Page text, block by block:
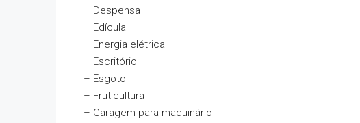
– Despensa
– Edícula
– Energia elétrica
– Escritório
– Esgoto
– Fruticultura
– Garagem para maquinário